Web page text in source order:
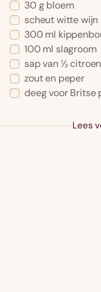
30 g bloem
scheut witte
300 ml
100 ml slagroom
sap van ½ citroen
zout en peper
deeg voor Britse
Lees